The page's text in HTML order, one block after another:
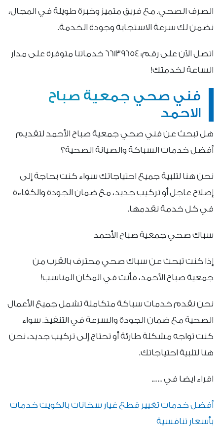
الصرف الصحي. مع فريق متميز وخبرة طويلة في المجال،
نضمن لك سرعة الاستجابة وجودة الخدمة.
اتصل الآن على رقم: 66139654 خدماتنا متوفرة على مدار
الساعة لخدمتك!
فني صحي جمعية صباح
الاحمد
هل تبحث عن فني صحي جمعية صباح الأحمد لتقديم
أفضل خدمات السباكة والصيانة الصحية؟
نحن هنا لتلبية جميع احتياجاتك سواء كنت بحاجة إلى
إصلاح عاجل أو تركيب جديد، مع ضمان الجودة والكفاءة
في كل خدمة نقدمها.
سباك صحي جمعية صباح الأحمد
إذا كنت تبحث عن سباك صحي محترف بالقرب من
جمعية صباح الأحمد، فأنت في المكان المناسب!
نحن نقدم خدمات سباكة متكاملة تشمل جميع الأعمال
الصحية مع ضمان الجودة والسرعة في التنفيذ. سواء
كنت تواجه مشكلة طارئة أو تحتاج إلى تركيب جديد، نحن
هنا لتلبية احتياجاتك.
اقراء ايضا في …..
أفضل خدمات تغيير قطع غيار سخانات بالكويت خدمات
بأسعار تنافسية